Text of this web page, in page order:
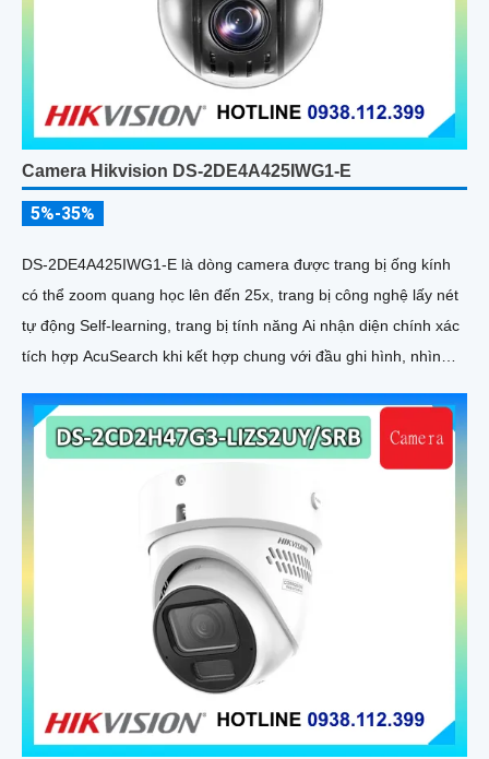
Camera Hikvision DS-2DE4A425IWG1-E
5%-35%
DS-2DE4A425IWG1-E là dòng camera được trang bị ống kính
có thể zoom quang học lên đến 25x, trang bị công nghệ lấy nét
tự động Self-learning, trang bị tính năng Ai nhận diện chính xác
tích hợp AcuSearch khi kết hợp chung với đầu ghi hình, nhìn